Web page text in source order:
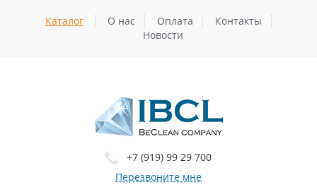
Каталог О нас Оплата
Контакты
Новости
+7 (919) 99 29 700
Перезвоните мне